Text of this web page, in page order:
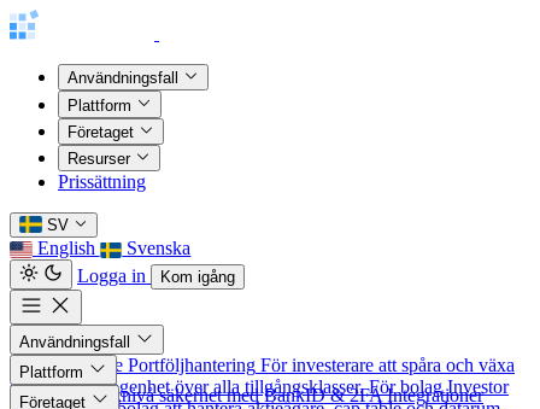
Användningsfall
Plattform
Företaget
Resurser
Prissättning
SV
English
Svenska
Logga in
Kom igång
Användningsfall
För investerare Portföljhantering För investerare att spåra och växa
sitt nettoförmögenhet över alla tillgångsklasser. För bolag Investor
Plattform
Säkerhet Banknivå säkerhet med BankID & 2FA Integrationer
Företaget